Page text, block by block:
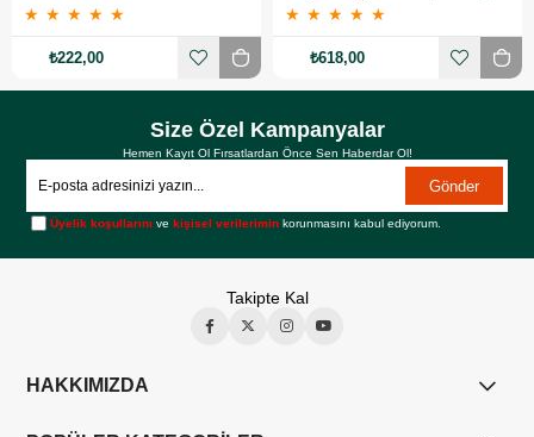
★ ★ ★ ★ ★
₺222,00
★ ★ ★ ★ ★
₺618,00
Size Özel Kampanyalar
Hemen Kayıt Ol Fırsatlardan Önce Sen Haberdar Ol!
Gönder
Üyelik koşullarını vekişisel verilerimin korunmasını kabul ediyorum.
Takipte Kal
HAKKIMIZDA